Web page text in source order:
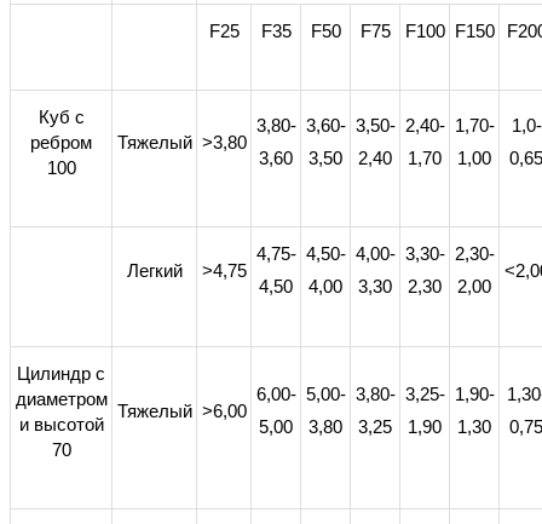
F25 F35 F50 F75 F100 F150
Куб с
ребром
100
Тяжелый >3,80
3,80-
3,60
3,60-
3,50
3,50-
2,40
2,40-
1,70
1,70-
1,00
1,0-
0,65
Легкий >4,75
4,75-
4,50
4,50-
4,00
4,00-
3,30
3,30-
2,30
2,30-
2,00
Цилиндр с
диаметром
и высотой
70
Тяжелый >6,00
6,00-
5,00
5,00-
3,80
3,80-
3,25
3,25-
1,90
1,90-
1,30
0,75